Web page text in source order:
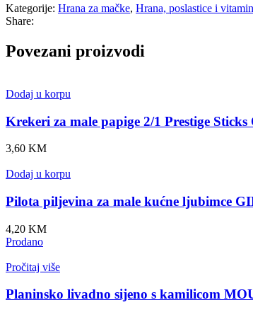
Kategorije: Hrana za mačke, Hrana, poslastice i
Share:
Povezani proizvodi
Dodaj u korpu
Krekeri za male papige 2/1 Prestige
3,60 KM
Dodaj u korpu
Pilota piljevina za male kućne ljubimce
4,20 KM
Prodano
Pročitaj više
Planinsko livadno sijeno s kamilicom